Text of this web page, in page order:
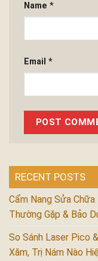
Name *
Email *
RECENT POSTS
Cẩm Nang Sửa
Thường Gặp & Bảo
So Sánh Laser Pico
Xăm, Trị Nám Nào